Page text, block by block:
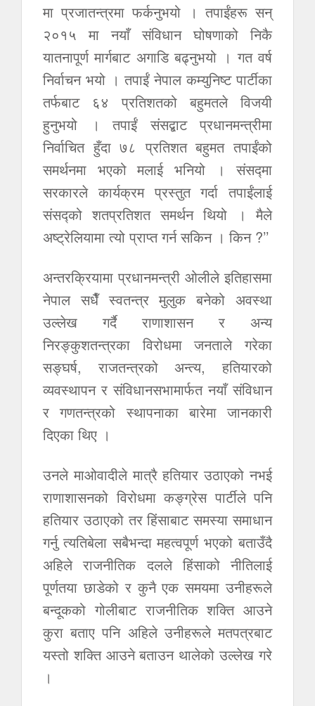
मा प्रजातन्त्रमा फर्कनुभयो । तपाईंहरू सन्
२०१५ मा नयाँ संविधान घोषणाको निकै
यातनापूर्ण मार्गबाट अगाडि बढ्नुभयो । गत वर्ष
निर्वाचन भयो । तपाईं नेपाल कम्युनिष्ट पार्टीका
तर्फबाट ६४ प्रतिशतको बहुमतले विजयी
हुनुभयो । तपाईं संसद्बाट प्रधानमन्त्रीमा
निर्वाचित हुँदा ७८ प्रतिशत बहुमत तपाईंको
समर्थनमा भएको मलाई भनियो । संसद्मा
सरकारले कार्यक्रम प्रस्तुत गर्दा तपाईंलाई
संसद्को शतप्रतिशत समर्थन थियो । मैले
अष्ट्रेलियामा त्यो प्राप्त गर्न सकिन । किन ?’’
अन्तरक्रियामा प्रधानमन्त्री ओलीले इतिहासमा
नेपाल सधैँ स्वतन्त्र मुलुक बनेको अवस्था
उल्लेख गर्दै राणाशासन र अन्य
निरङ्कुशतन्त्रका विरोधमा जनताले गरेका
सङ्घर्ष, राजतन्त्रको अन्त्य, हतियारको
व्यवस्थापन र संविधानसभामार्फत नयाँ संविधान
र गणतन्त्रको स्थापनाका बारेमा जानकारी
दिएका थिए ।
उनले माओवादीले मात्रै हतियार उठाएको नभई
राणाशासनको विरोधमा कङ्ग्रेस पार्टीले पनि
हतियार उठाएको तर हिंसाबाट समस्या समाधान
गर्नु त्यतिबेला सबैभन्दा महत्वपूर्ण भएको बताउँदै
अहिले राजनीतिक दलले हिंसाको नीतिलाई
पूर्णतया छाडेको र कुनै एक समयमा उनीहरूले
बन्दूकको गोलीबाट राजनीतिक शक्ति आउने
कुरा बताए पनि अहिले उनीहरूले मतपत्रबाट
यस्तो शक्ति आउने बताउन थालेको उल्लेख गरे
।